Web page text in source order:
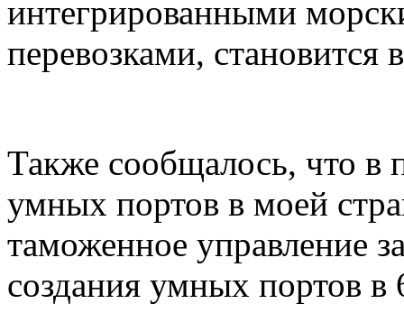
интегрированными
перевозками, становится
Также сообщалось, что в
умных портов в моей
таможенное управление
создания умных портов